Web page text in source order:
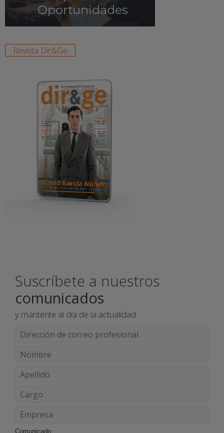
Revista Dir&Ge
Suscríbete a nuestros
comunicados
y mantente al día de la actualidad
Comunicado